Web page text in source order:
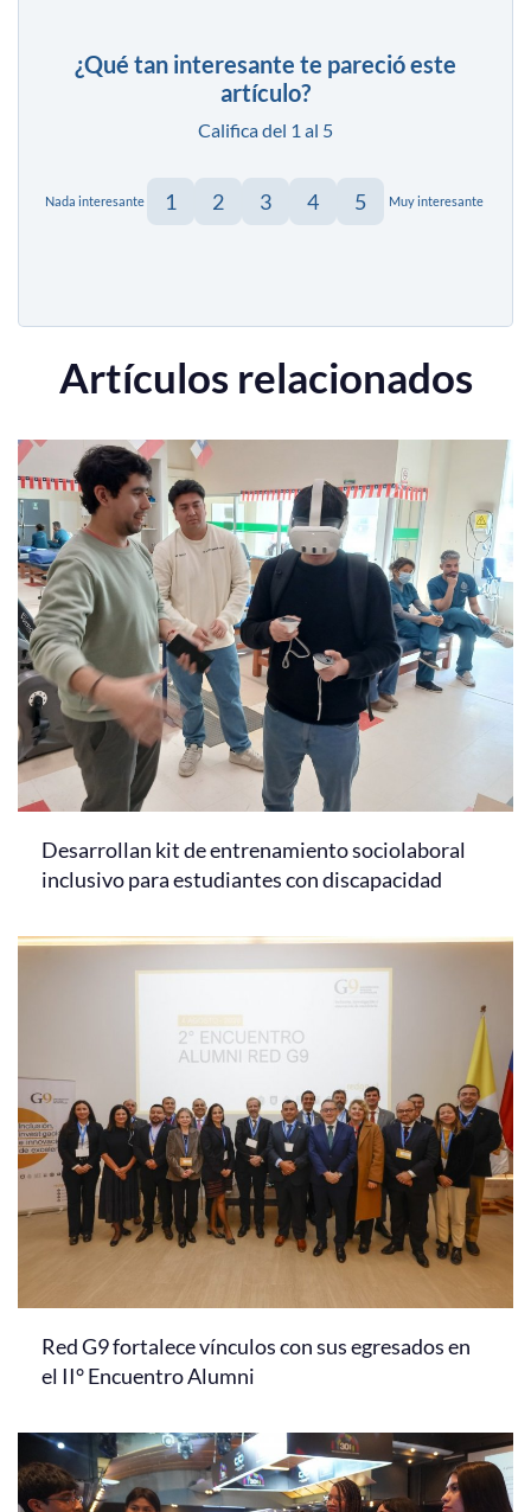
¿Qué tan interesante te pareció este
artículo?
Califica del 1 al 5
Nada interesante 1 2 3 4 5 Muy interesante
Artículos relacionados
Desarrollan kit de entrenamiento sociolaboral
inclusivo para estudiantes con discapacidad
Red G9 fortalece vínculos con sus egresados en
el II° Encuentro Alumni